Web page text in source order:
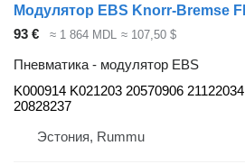
93 € ≈ 1 864 MDL ≈ 107,50 $
Пневматика - модулятор EBS
K000914 K021203 20570906 21122034
20828237
Эстония, Rummu